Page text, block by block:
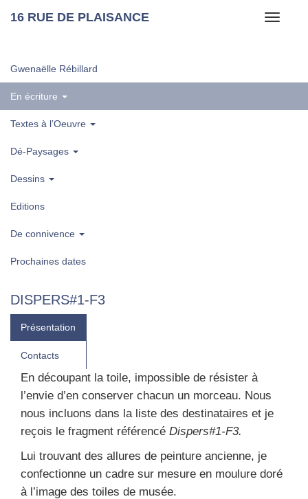
Toggle
16 RUE DE PLAISANCE
Gwenaëlle Rébillard
En écriture
Textes à l’Oeuvre
Dé-Paysages
Dessins
Editions
De connivence
Prochaines dates
DISPERS#1‑F3
Présentation
Contacts
En décou­pant la toile, impos­sible de résis­ter à
l’envie d’en conser­ver cha­cun un mor­ceau. Nous
nous incluons dans la liste des des­ti­na­taires et je
reçois le frag­ment réfé­ren­cé Dispers#1‑F3.
Lui trou­vant des allures de pein­ture ancienne, je
confec­tionne un cadre sur mesure en mou­lure doré
à l’image des toiles de musée.